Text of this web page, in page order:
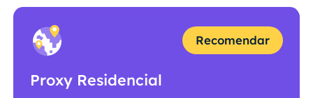
Recomendar
Proxy Residencial